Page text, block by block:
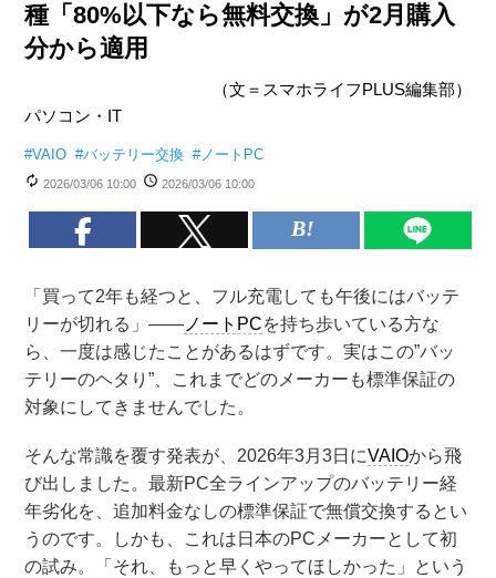
種「80%以下なら無料交換」が2月購入
分から適用
（文＝スマホライフPLUS編集部）
パソコン・IT
#VAIO #バッテリー交換 #ノートPC
2026/03/06 10:00 2026/03/06 10:00
「買って2年も経つと、フル充電しても午後にはバッテ
リーが切れる」—— ノートPCを持ち歩いている方な
ら、一度は感じたことがあるはずです。実はこの”バッ
テリーのヘタり”、これまでどのメーカーも標準保証の
対象にしてきませんでした。
そんな常識を覆す発表が、2026年3月3日にVAIOから飛
び出しました。最新PC全ラインアップのバッテリー経
年劣化を、追加料金なしの標準保証で無償交換するとい
うのです。しかも、これは日本のPCメーカーとして初
の試み。「それ、もっと早くやってほしかった」という